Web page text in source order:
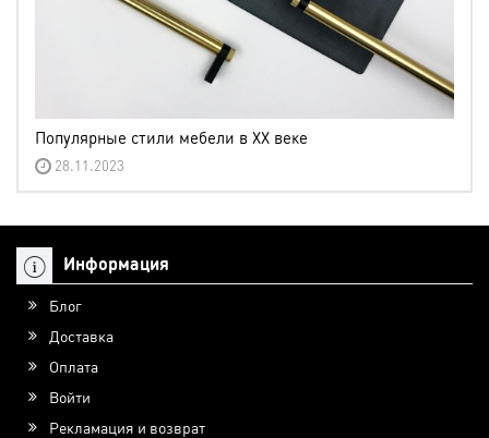
Популярные стили мебели в XX веке
28.11.2023
Информация
Блог
Доставка
Оплата
Войти
Рекламация и возврат